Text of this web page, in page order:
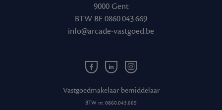
9000 Gent
BTW BE 0860.043.669
info@arcade-vastgoed.be
Facebook
Vastgoed
Linkedin
Vastgoed
Instagram
Vastgoed
Vastgoedmakelaar-bemiddelaar
BTW nr. 0860.043.669